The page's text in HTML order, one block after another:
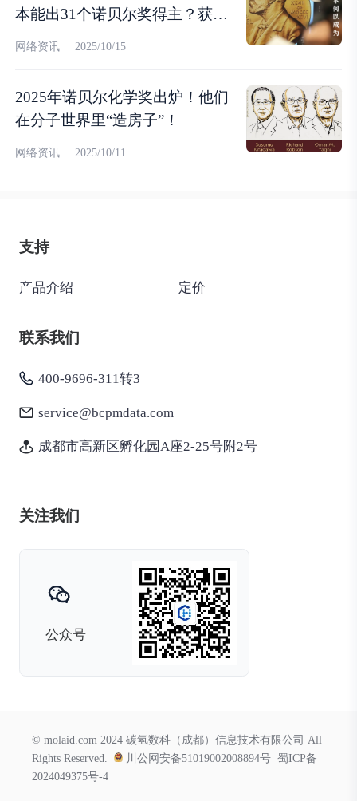
本能出31个诺贝尔奖得主？获奖
网络资讯 2025/10/15
2025年诺贝尔化学奖出炉！他们
在分子世界里“造房子”！
网络资讯 2025/10/11
支持
产品介绍 定价
联系我们
400-9696-311转3
service@bcpmdata.com
成都市高新区孵化园A座2-25号附2号
关注我们
公众号
© molaid.com 2024 碳氢数科（成都）信息技术有限公司 All
Rights Reserved.
川公网安备51019002008894号 蜀ICP备
2024049375号-4